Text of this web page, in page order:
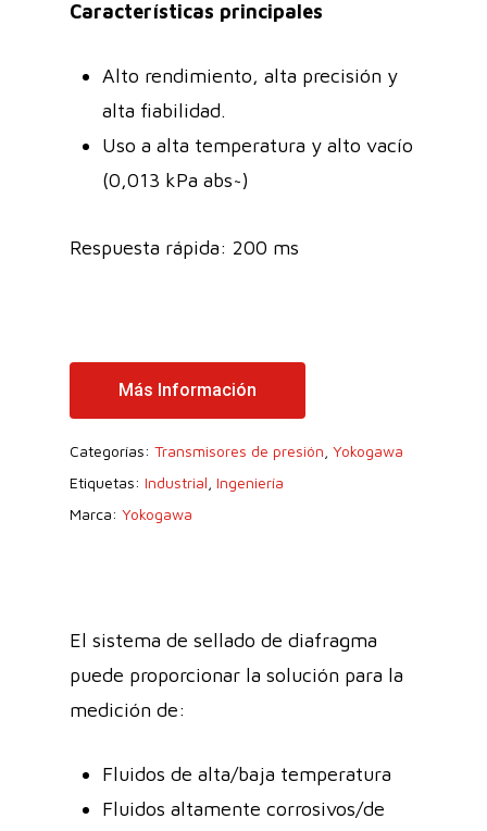
Características principales
Alto rendimiento, alta precisión y
alta fiabilidad.
Uso a alta temperatura y alto vacío
(0,013 kPa abs~)
Respuesta rápida: 200 ms
Más Información
Categorías: Transmisores de presión Yokogawa
Etiquetas: Industrial Ingeniería
Marca: Yokogawa
El sistema de sellado de diafragma
puede proporcionar la solución para la
medición de:
Fluidos de alta/baja temperatura
Fluidos altamente corrosivos/de